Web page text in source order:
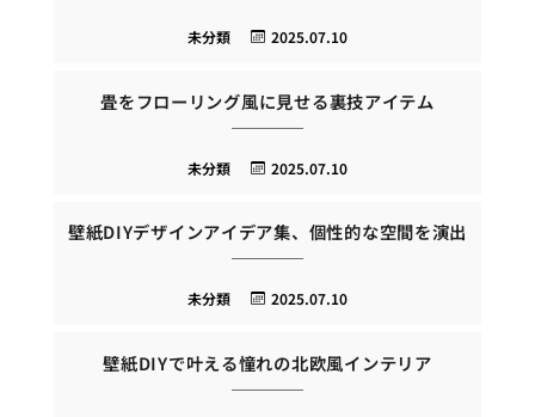
2025.07.10
未分類
畳をフローリング風に見せる裏技アイテム
2025.07.10
未分類
壁紙DIYデザインアイデア集、個性的な空間を演出
2025.07.10
未分類
壁紙DIYで叶える憧れの北欧風インテリア